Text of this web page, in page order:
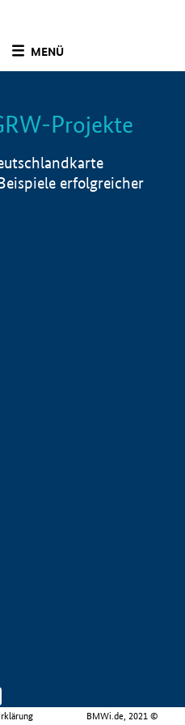
MENÜ
Info
Projekte
erfolgreicher
BMWi.de, 2021 ©